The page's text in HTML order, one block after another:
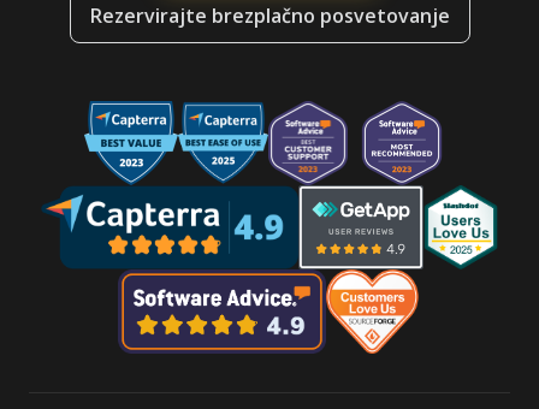
Rezervirajte brezplačno posvetovanje